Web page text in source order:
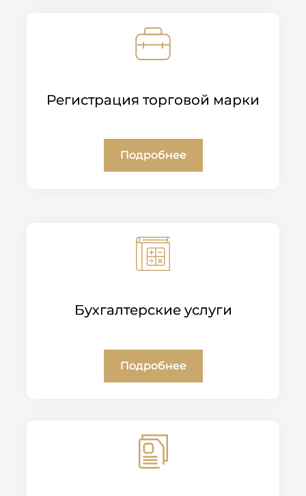
Регистрация торговой марки
Подробнее
Бухгалтерские услуги
Подробнее